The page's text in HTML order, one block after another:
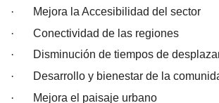
·
Mejora la Accesibilidad del sector
·
Conectividad de las regiones
·
Disminución de tiempos de
·
Desarrollo y bienestar de la
·
Mejora el paisaje urbano